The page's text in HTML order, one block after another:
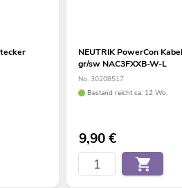
NEUTRIK PowerCon
gr/sw NAC3FXXB-W-L
No. 30208517
Bestand reicht ca. 12 Wo.
9,90€